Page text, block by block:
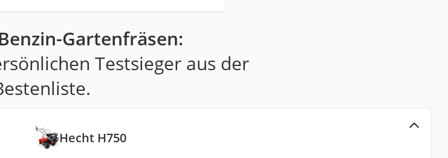
Gartenfräsen:
Testsieger aus der
Hecht H750